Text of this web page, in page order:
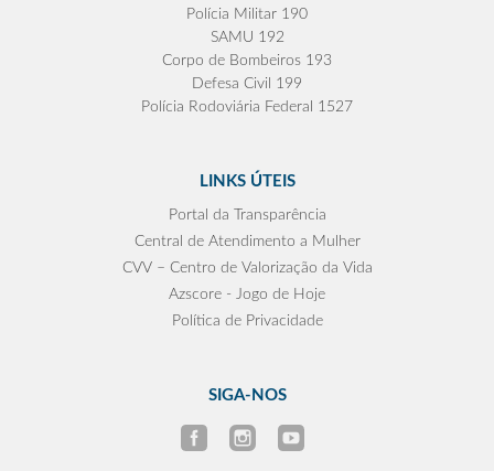
Polícia Militar 190
SAMU 192
Corpo de Bombeiros 193
Defesa Civil 199
Polícia Rodoviária Federal 1527
LINKS ÚTEIS
Portal da Transparência
Central de Atendimento a Mulher
CVV – Centro de Valorização da Vida
Azscore - Jogo de Hoje
Política de Privacidade
SIGA-NOS